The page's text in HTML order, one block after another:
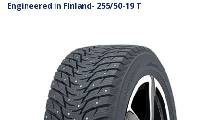
Engineered in Finland- 255/50-19 T